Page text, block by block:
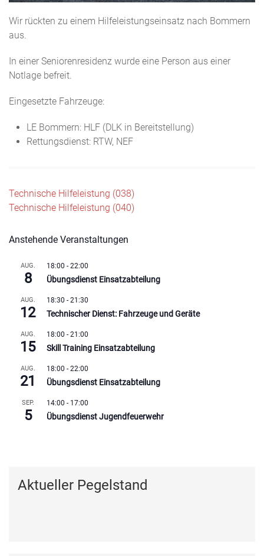
Wir rückten zu einem Hilfeleistungseinsatz nach Bommern
aus.
In einer Seniorenresidenz wurde eine Person aus einer
Notlage befreit.
Eingesetzte Fahrzeuge:
LE Bommern: HLF (DLK in Bereitstellung)
Rettungsdienst: RTW, NEF
Beitragsnavigation
Technische Hilfeleistung (038)
Technische Hilfeleistung (040)
Anstehende Veranstaltungen
AUG.
8
18:00 - 22:00
Übungsdienst Einsatzabteilung
AUG.
12
18:30 - 21:30
Technischer Dienst: Fahrzeuge und Geräte
AUG.
15
18:00 - 21:00
Skill Training Einsatzabteilung
AUG.
21
18:00 - 22:00
Übungsdienst Einsatzabteilung
SEP.
5
14:00 - 17:00
Übungsdienst Jugendfeuerwehr
Aktueller Pegelstand